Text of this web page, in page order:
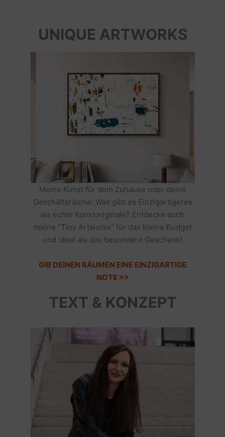
UNIQUE ARTWORKS
Meine Kunst für dein Zuhause oder deine
Geschäftsräume: Was gibt es Einzigartigeres
als echte Kunstoriginale? Entdecke auch
meine "Tiny Artworks" für das kleine Budget
und ideal als das besondere Geschenk!
GIB DEINEN RÄUMEN EINE EINZIGARTIGE
NOTE >>
TEXT & KONZEPT